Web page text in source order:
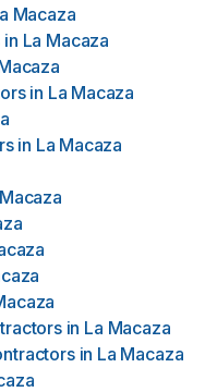
Macaza
in La Macaza
in La Macaza
in La Macaza
in La Macaza
in La Macaza